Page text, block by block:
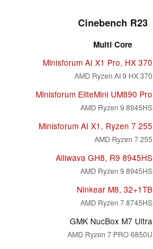
Cinebench R23
Multi Core
Minisforum AI X1 Pro, HX 370
AMD Ryzen AI 9 HX 370
Minisforum EliteMini UM890 Pro
AMD Ryzen 9 8945HS
Minisforum AI X1, Ryzen 7 255
AMD Ryzen 7 255
Alliwava GH8, R9 8945HS
AMD Ryzen 9 8945HS
Ninkear M8, 32+1TB
AMD Ryzen 7 8745HS
GMK NucBox M7 Ultra
AMD Ryzen 7 PRO 6850U